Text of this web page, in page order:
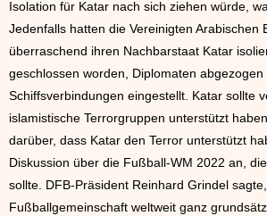
Isolation für Katar nach sich ziehen würde,
Jedenfalls hatten die Vereinigten Arabischen
überraschend ihren Nachbarstaat Katar
geschlossen worden, Diplomaten
Schiffsverbindungen eingestellt. Katar sollte
islamistische Terrorgruppen unterstützt
darüber, dass Katar den Terror unterstützt
Diskussion über die Fußball-WM 2022 an,
sollte. DFB-Präsident Reinhard Grindel
Fußballgemeinschaft weltweit ganz